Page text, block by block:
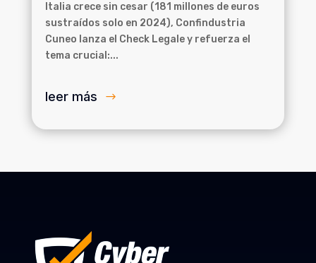
Italia crece sin cesar (181 millones de euros
sustraídos solo en 2024), Confindustria
Cuneo lanza el Check Legale y refuerza el
tema crucial:...
leer más